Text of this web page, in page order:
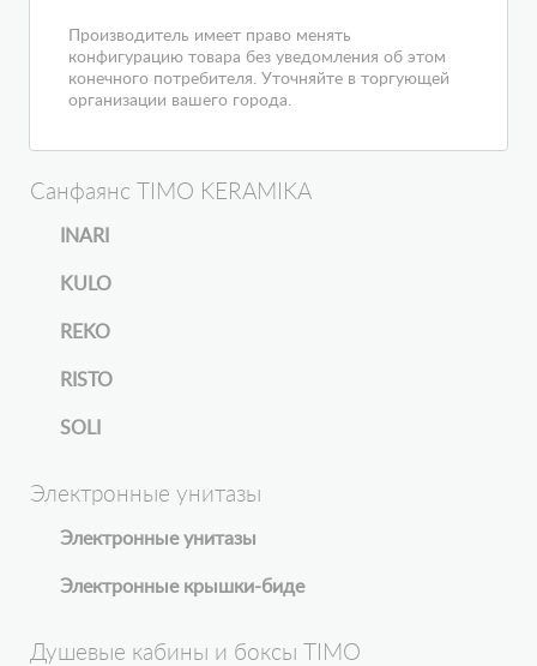
Производитель имеет право менять
конфигурацию товара без уведомления об этом
конечного потребителя. Уточняйте в торгующей
организации вашего города.
Санфаянс TIMO KERAMIKA
INARI
KULO
REKO
RISTO
SOLI
Электронные унитазы
Электронные унитазы
Электронные крышки-биде
Душевые кабины и боксы TIMO